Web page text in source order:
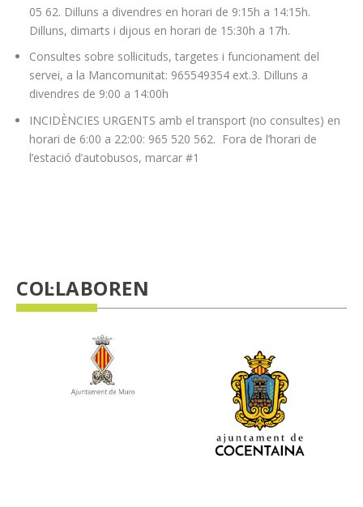
05 62. Dilluns a divendres en horari de 9:15h a 14:15h.
Dilluns, dimarts i dijous en horari de 15:30h a 17h.
Consultes sobre sol·licituds, targetes i funcionament del
servei, a la Mancomunitat: 965549354 ext.3. Dilluns a
divendres de 9:00 a 14:00h
INCIDÈNCIES URGENTS amb el transport (no consultes) en
horari de 6:00 a 22:00: 965 520 562. Fora de l’horari de
l’estació d’autobusos, marcar #1
COL·LABOREN